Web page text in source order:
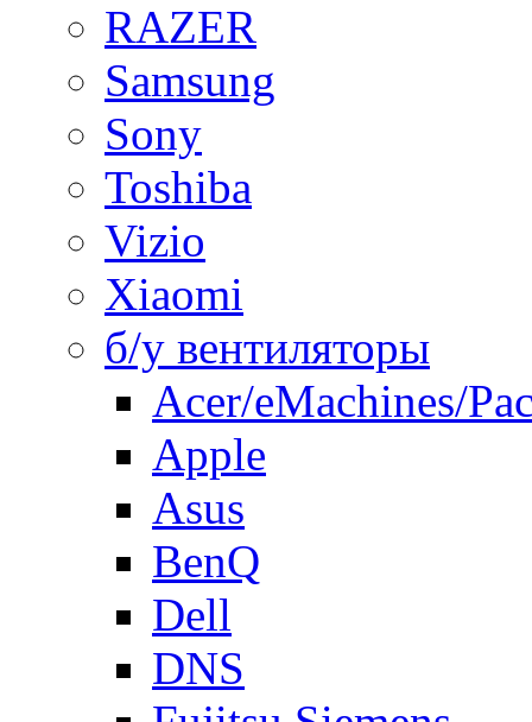
RAZER
Samsung
Sony
Toshiba
Vizio
Xiaomi
б/у вентиляторы
Acer/eMachines/
Apple
Asus
BenQ
Dell
DNS